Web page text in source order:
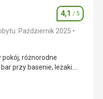
Ocena
4,1 / 5
Październik 2025
pokój, różnorodne
przy basenie, leżaki.
różnorodne